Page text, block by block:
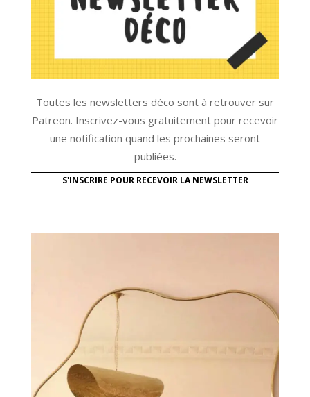
Toutes les newsletters déco sont à retrouver sur
Patreon. Inscrivez-vous gratuitement pour recevoir
une notification quand les prochaines seront
publiées.
S'INSCRIRE POUR RECEVOIR LA NEWSLETTER